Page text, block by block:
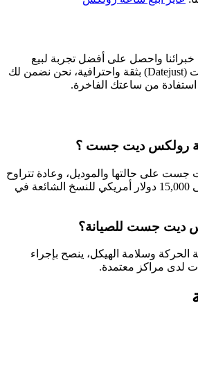
واحصل على أفضل تجربة لبيع
ساعة رولكس ديت جست (Datejust) بثقة واحترافية، نحن نضمن لك
من ساعتك الفاخرة.
رولكس ديت جست ؟
جست على حالتها والموديل، وعادة تتراوح
الأسعار ما بين 1,000 حتى 15,000 دولار أمريكي للنسخ الشائعة في
ديت جست للصيانة؟
وسلامة الهيكل، ينصح بإجراء